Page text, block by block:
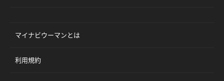
マイナビウーマンとは
利用規約